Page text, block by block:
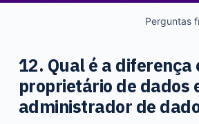
Perguntas
12. Qual é a diferença
proprietário de dados
administrador de